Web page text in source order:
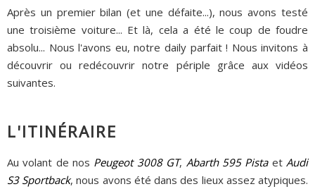
Après un premier bilan (et une défaite...), nous avons testé
une troisième voiture... Et là, cela a été le coup de foudre
absolu... Nous l'avons eu, notre daily parfait ! Nous invitons à
découvrir ou redécouvrir notre périple grâce aux vidéos
suivantes.
L'ITINÉRAIRE
Au volant de nos Peugeot 3008 GT, Abarth 595 PistaetAudi
S3 Sportback, nous avons été dans des lieux assez atypiques.